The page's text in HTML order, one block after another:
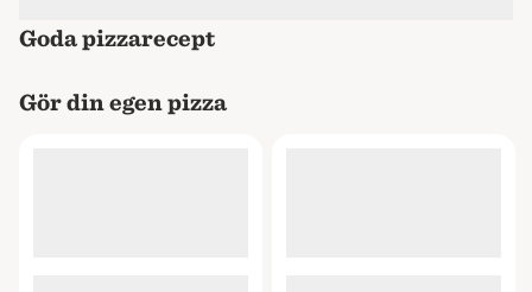
Goda pizzarecept
Gör din egen pizza